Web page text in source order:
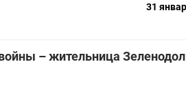
31
– жительница